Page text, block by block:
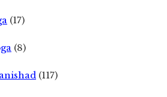
(17)
(8)
(117)